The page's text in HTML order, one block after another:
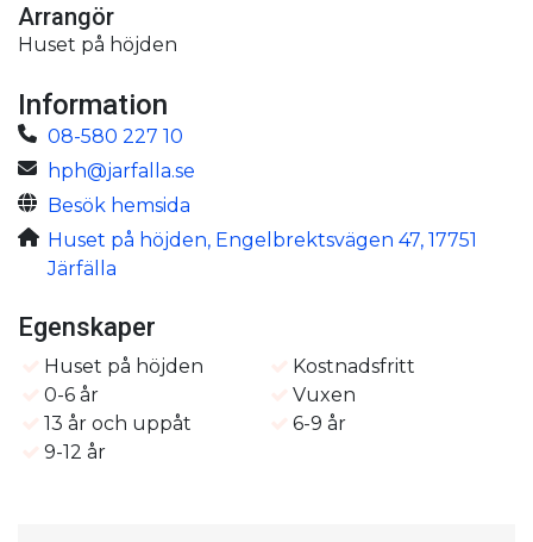
Arrangör
Huset på höjden
Information
08-580 227 10
hph@jarfalla.se
Besök hemsida
Huset på höjden, Engelbrektsvägen 47, 17751
Järfälla
Egenskaper
Huset på höjden
Kostnadsfritt
0-6 år
Vuxen
13 år och uppåt
6-9 år
9-12 år